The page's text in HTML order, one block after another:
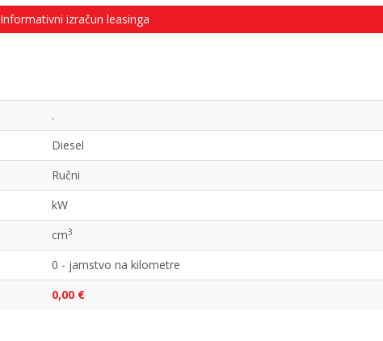
Informativni izračun leasinga
.
Diesel
Ručni
kW
cm3
0 - jamstvo na kilometre
0,00 €